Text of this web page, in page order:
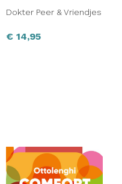
Dokter Peer & Vriendjes
€ 14,95